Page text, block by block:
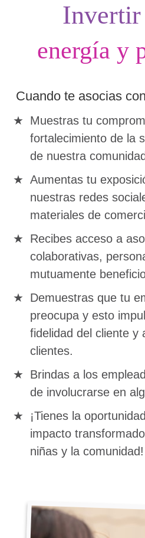
Invertir
energía y
Cuando te asocias
Muestras tu
fortalecimiento de la
de nuestra
Aumentas tu
nuestras redes
materiales de
Recibes acceso a
colaborativas,
mutuamente
Demuestras que tu
preocupa y esto
fidelidad del cliente y
clientes.
Brindas a los
de involucrarse en
¡Tienes la
impacto
niñas y la comunidad!